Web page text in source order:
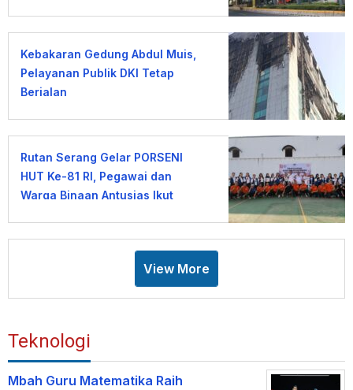
Kebakaran Gedung Abdul Muis,
Pelayanan Publik DKI Tetap
Berjalan
Rutan Serang Gelar PORSENI
HUT Ke-81 RI, Pegawai dan
Warga Binaan Antusias Ikut
View More
Teknologi
Mbah Guru Matematika Raih